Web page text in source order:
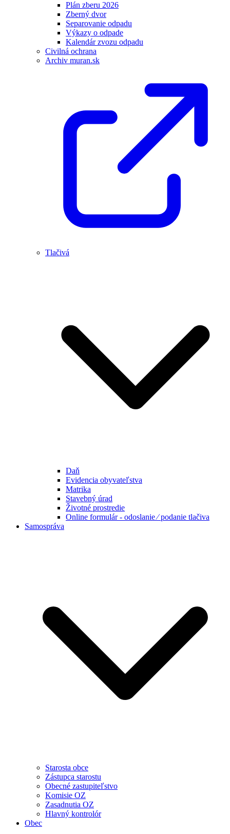
Plán zberu 2026
Zberný dvor
Separovanie odpadu
Výkazy o odpade
Kalendár zvozu odpadu
Civilná ochrana
Archiv muran.sk
Tlačivá
Daň
Evidencia obyvateľstva
Matrika
Stavebný úrad
Životné prostredie
Online formulár - odoslanie ⁄ podanie tlačiva
Samospráva
Starosta obce
Zástupca starostu
Obecné zastupiteľstvo
Komisie OZ
Zasadnutia OZ
Hlavný kontrolór
Obec